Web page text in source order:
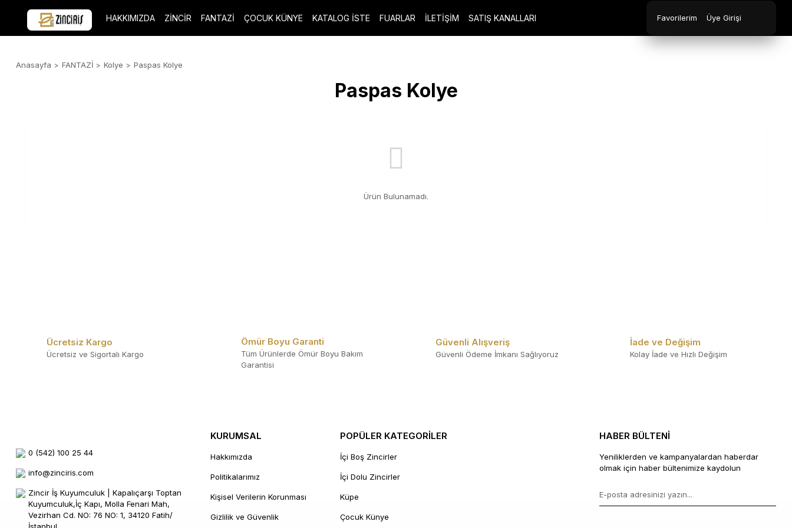
HAKKIMIZDA ZİNCİR FANTAZİ ÇOCUK KÜNYE KATALOG İSTE FUARLAR İLETİŞİM SATIŞ KANALLARI Favorilerim Üye Girişi
Anasayfa FANTAZİ Kolye Paspas Kolye
Paspas Kolye
Ürün Bulunamadı.
Ücretsiz Kargo
Ücretsiz ve Sigortalı Kargo
Ömür Boyu Garanti
Tüm Ürünlerde Ömür Boyu Bakım
Garantisi
Güvenli Alışveriş
Güvenli Ödeme İmkanı Sağlıyoruz
İade ve Değişim
Kolay İade ve Hızlı Değişim
0 (542) 100 25 44
info@zinciris.com
Zincir İş Kuyumculuk | Kapalıçarşı Toptan
Kuyumculuk,İç Kapı, Molla Fenari Mah,
Vezirhan Cd. NO: 76 NO: 1, 34120 Fatih/
KURUMSAL
Hakkımızda
Politikalarımız
Kişisel Verilerin Korunması
Gizlilik ve Güvenlik
POPÜLER KATEGORİLER
İçi Boş Zincirler
İçi Dolu Zincirler
Küpe
Çocuk Künye
HABER BÜLTENİ
Yeniliklerden ve kampanyalardan haberdar
olmak için haber bültenimize kaydolun